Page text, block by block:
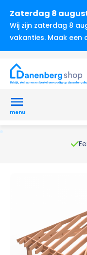
Zaterdag 8
Wij zijn zaterdag 8
vakanties. Maak een
menu